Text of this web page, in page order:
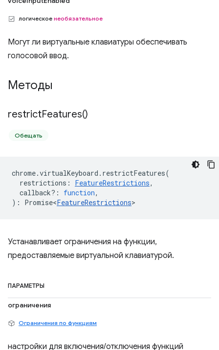
логическое необязательное
Могут ли виртуальные клавиатуры обеспечивать
голосовой ввод.
Методы
restrictFeatures()
Обещать
chrome.virtualKeyboard . restrictFeatures(
restrictions : FeatureRestrictions,
callback? : function,
) : Promise<FeatureRestrictions>
Устанавливает ограничения на функции,
предоставляемые виртуальной клавиатурой.
ПАРАМЕТРЫ
ограничения
Ограничения по функциям
настройки для включения/отключения функций